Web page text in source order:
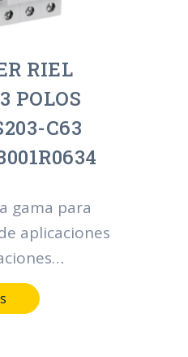
integración
RIEL
POLOS
C63
gama para
aplicaciones
comerciales
la gama